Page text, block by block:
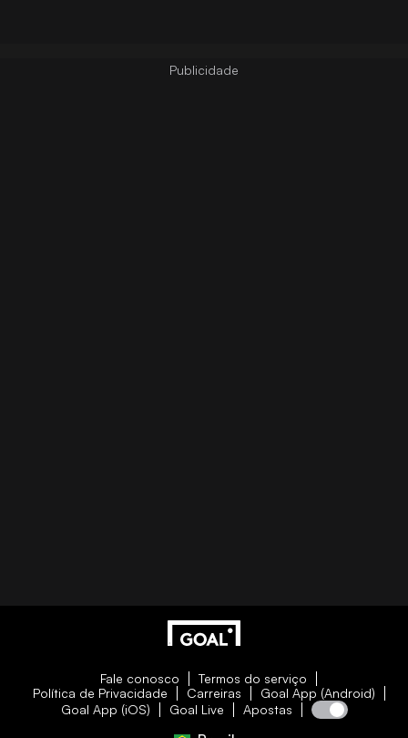
Fale conosco
Termos do serviço
Política de Privacidade
Carreiras
Goal App (Android)
Goal App (iOS)
Goal Live Apostas